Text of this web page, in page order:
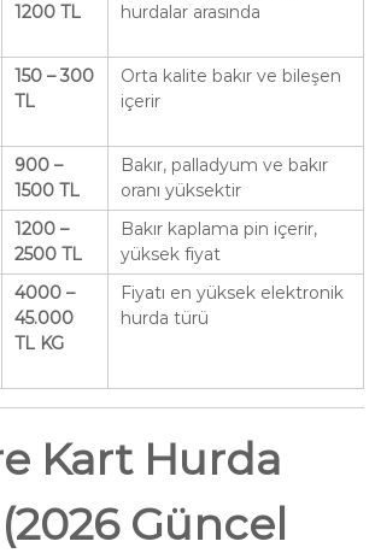
1200 TL
hurdalar arasında
150 – 300
TL
Orta kalite bakır ve bileşen
içerir
900 –
1500 TL
Bakır, palladyum ve bakır
oranı yüksektir
1200 –
2500 TL
Bakır kaplama pin içerir,
yüksek fiyat
4000 –
45.000
TL KG
Fiyatı en yüksek elektronik
hurda türü
Kart Hurda
Güncel